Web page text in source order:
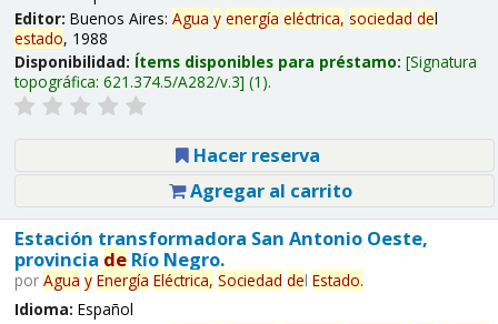
Editor: Buenos Aires: Agua y energía eléctrica, sociedad del
estado, 1988
Disponibilidad: Ítems disponibles para préstamo: Signatura
topográfica: 621.374.5/A282/v.3 (1).
Hacer reserva
Agregar al carrito
Estación transformadora San Antonio Oeste,
provincia deRío Negro.
por Agua y Energía Eléctrica, Sociedad del Estado.
Idioma: Español